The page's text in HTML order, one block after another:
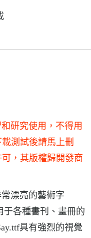
研究使用，不得用
測試後請馬上刪
，其版權歸開發商
常漂亮的藝術字
于各種書刊、畫冊的
具有強烈的視覺